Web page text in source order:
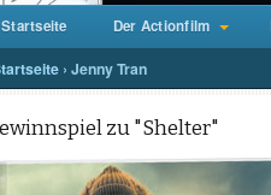
Startseite Der Actionfilm
› Jenny Tran
zu "Shelter"